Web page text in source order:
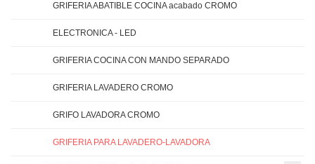
GRIFERIA ABATIBLE COCINA acabado CROMO
ELECTRONICA - LED
GRIFERIA COCINA CON MANDO SEPARADO
GRIFERIA LAVADERO CROMO
GRIFO LAVADORA CROMO
GRIFERIA PARA LAVADERO-LAVADORA